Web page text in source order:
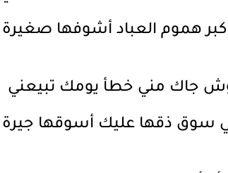
هموم العباد أشوفها صغيرة
جاك مني خطأ يومك تبيعني
سوق ذقها عليك أسوقها جيرة